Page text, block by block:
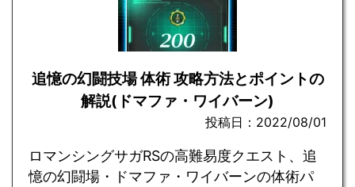
追憶の幻闘技場 体術 攻略方法とポイントの
解説(ドマファ・ワイバーン)
投稿日：2022/08/01
ロマンシングサガRSの高難易度クエスト、追
憶の幻闘場・ドマファ・ワイバーンの体術パ